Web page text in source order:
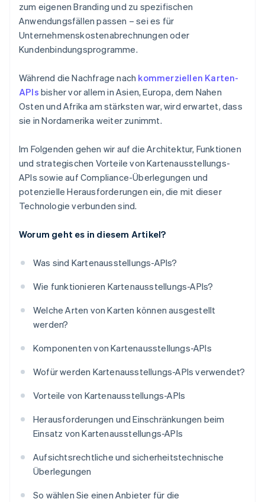
zum eigenen Branding und zu spezifischen
Anwendungsfällen passen – sei es für
Unternehmenskostenabrechnungen oder
Kundenbindungsprogramme.
Während die Nachfrage nach kommerziellen Karten-
APIs bisher vor allem in Asien, Europa, dem Nahen
Osten und Afrika am stärksten war, wird erwartet, dass
sie in Nordamerika weiter zunimmt.
Im Folgenden gehen wir auf die Architektur, Funktionen
und strategischen Vorteile von Kartenausstellungs-
APIs sowie auf Compliance-Überlegungen und
potenzielle Herausforderungen ein, die mit dieser
Technologie verbunden sind.
Worum geht es in diesem Artikel?
Was sind Kartenausstellungs-APIs?
Wie funktionieren Kartenausstellungs-APIs?
Welche Arten von Karten können ausgestellt
werden?
Komponenten von Kartenausstellungs-APIs
Wofür werden Kartenausstellungs-APIs verwendet?
Vorteile von Kartenausstellungs-APIs
Herausforderungen und Einschränkungen beim
Einsatz von Kartenausstellungs-APIs
Aufsichtsrechtliche und sicherheitstechnische
Überlegungen
So wählen Sie einen Anbieter für die